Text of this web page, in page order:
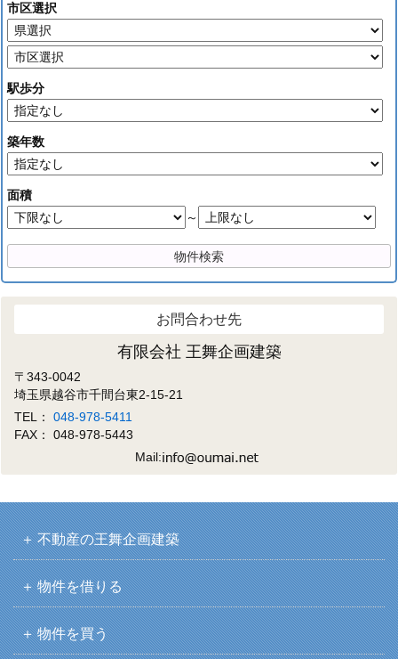
市区選択
駅歩分
築年数
面積
～
お問合わせ先
有限会社 王舞企画建築
〒343-0042
埼玉県越谷市千間台東2-15-21
TEL：048-978-5411
FAX： 048-978-5443
Mail:
不動産の王舞企画建築
物件を借りる
物件を買う